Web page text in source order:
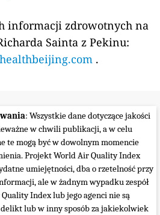
informacji zdrowotnych na
Sainta z Pekinu:
.
: Wszystkie dane dotyczące jakości
w chwili publikacji, a w celu
te mogą być w dowolnym momencie
Projekt World Air Quality Index
umiejętności, dba o rzetelność przy
ale w żadnym wypadku zespół
Index lub jego agenci nie są
lub w inny sposób za jakiekolwiek